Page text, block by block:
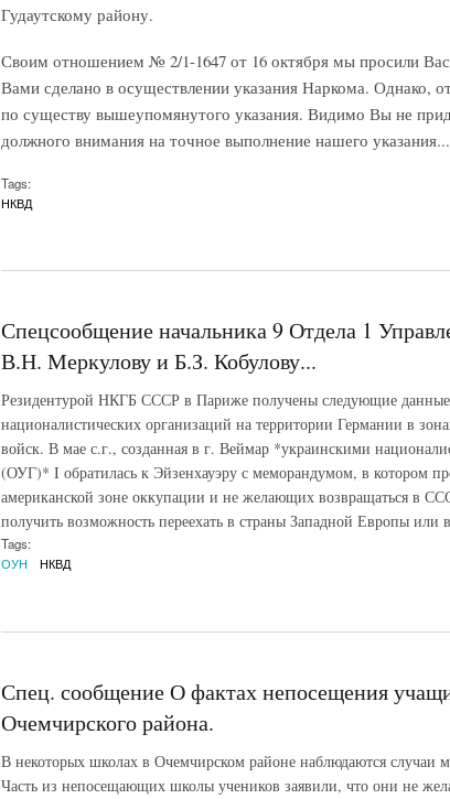
Гудаутскому району.
Своим отношением № 2/1-1647 от 16 октября мы просили
Вами сделано в осуществлении указания Наркома. Однако,
по существу вышеупомянутого указания. Видимо Вы не
должного внимания на точное выполнение нашего указания...
Tags:
НКВД
Спецсообщение начальника 9 Отдела 1
В.Н. Меркулову и Б.З. Кобулову...
Резидентурой НКГБ СССР в Париже получены следующие данные
националистических организаций на территории Германии в
войск. В мае с.г., созданная в г. Веймар *украинскими
(ОУГ)* I обратилась к Эйзенхауэру с меморандумом, в котором
американской зоне оккупации и не желающих возвращаться в
получить возможность переехать в страны Западной Европы или
Tags:
ОУН
НКВД
Спец. сообщение О фактах непосещения
Очемчирского района.
В некоторых школах в Очемчирском районе наблюдаются случаи
Часть из непосещающих школы учеников заявили, что они не